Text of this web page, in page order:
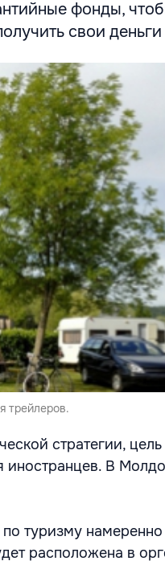
фонды,
свои
трейлеров.
стратегии,
иностранцев. В
туризму
расположена в